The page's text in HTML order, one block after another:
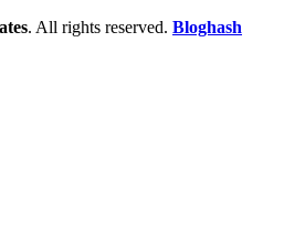
. All rights reserved. Bloghash